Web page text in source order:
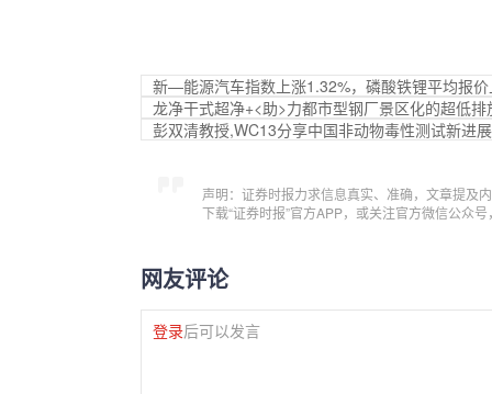
新—能源汽车指数上涨1.32%，磷酸铁锂平均报
龙净干式超净+<助>力都市型钢厂景区化的超低排
彭双清教授,WC13分享中国非动物毒性测试新进
声明：证券时报力求信息真实、准确，文章提及
下载“证券时报”官方APP，或关注官方微信公众
网友评论
登录后可以发言